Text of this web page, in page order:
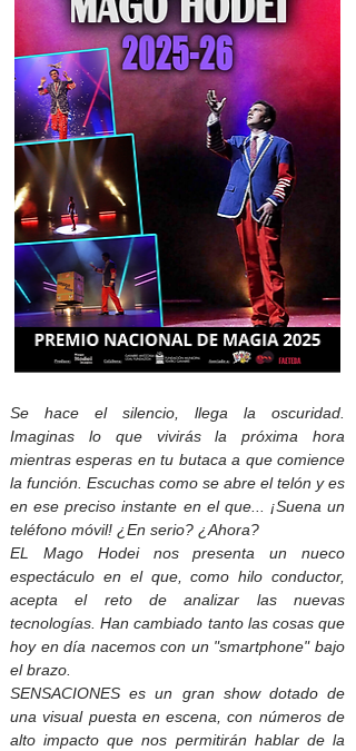
Se hace el silencio, llega la oscuridad.
Imaginas lo que vivirás la próxima hora
mientras esperas en tu butaca a que comience
la función. Escuchas como se abre el telón y es
en ese preciso instante en el que... ¡Suena un
teléfono móvil! ¿En serio? ¿Ahora?
EL Mago Hodei nos presenta un nueco
espectáculo en el que, como hilo conductor,
acepta el reto de analizar las nuevas
tecnologías. Han cambiado tanto las cosas que
hoy en día nacemos con un "smartphone" bajo
el brazo.
SENSACIONES es un gran show dotado de
una visual puesta en escena, con números de
alto impacto que nos permitirán hablar de la